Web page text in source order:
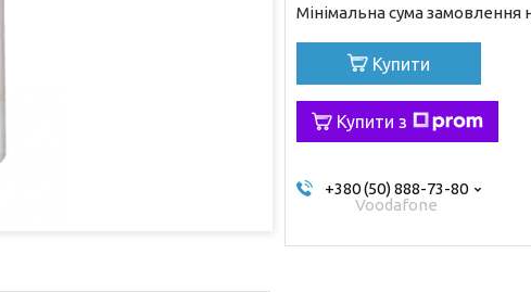
Мінімальна сума замовлення
Купити
Купити з
+380 (50) 888-73-80
Voodafone